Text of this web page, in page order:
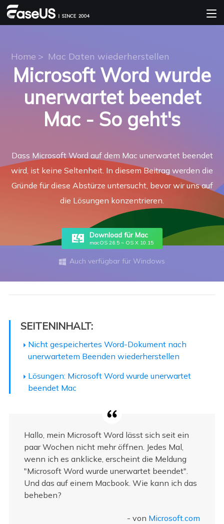
Home > Mac Daten wiederherstellen
Microsoft Word wurde
unerwartet beendet
Mac - So geht's
Dass Microsoft Word auf dem Mac unerwartet beendet
wird, ist keine Seltenheit. In diesem Beitrag werden die
Gründe für diese Abstürze untersucht, bevor wir uns auf
die Lösungen konzentrieren.
Download für Mac
macOS 26.5 ~ OS X 10.15
 Auch verfügbar für Windows
SEITENINHALT:
Nicht gespeichertes Word-Dokument nach
unerwartetem Beenden wiederherstellen
Lösungen: Microsoft Word wurde unerwartet
beendet Mac
Hallo, mein Microsoft Word lässt sich seit ein
paar Wochen nicht mehr öffnen. Jedes Mal,
wenn ich es anklicke, erscheint die Meldung
"Microsoft Word wurde unerwartet beendet".
Und das auf einem Macbook. Wie kann ich das
beheben?
- von Microsoft.com